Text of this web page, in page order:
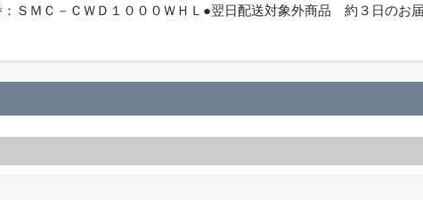
ＳＭＣ－ＣＷＤ１０００ＷＨＬ●翌日配送対象外商品 約３日のお